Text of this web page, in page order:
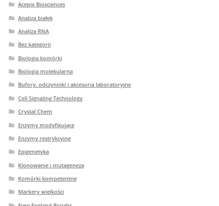
Acepix Biosciences
Analiza białek
Analiza RNA
Bez kategorii
Biologia komórki
Biologia molekularna
Bufory. odczynniki i akcesoria laboratoryjne
Cell Signaling Technology
Crystal Chem
Enzymy modyfikujące
Enzymy restrykcyjne
Epigenetyka
Klonowanie i mutageneza
Komórki kompetentne
Markery wielkości